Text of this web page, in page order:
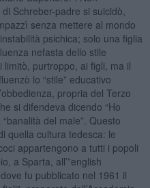
Schreber-padre si suicidò,
senza mettere al mondo
psichica; solo una figlia
nefasta dello stile
purtroppo, ai figli, ma il
lo “stile” educativo
propria del Terzo
si difendeva dicendo “Ho
del male”. Questo
quella cultura tedesca: le
appartengono a tutti i popoli
a Sparta, all’”english
fu pubblicato nel 1961 il